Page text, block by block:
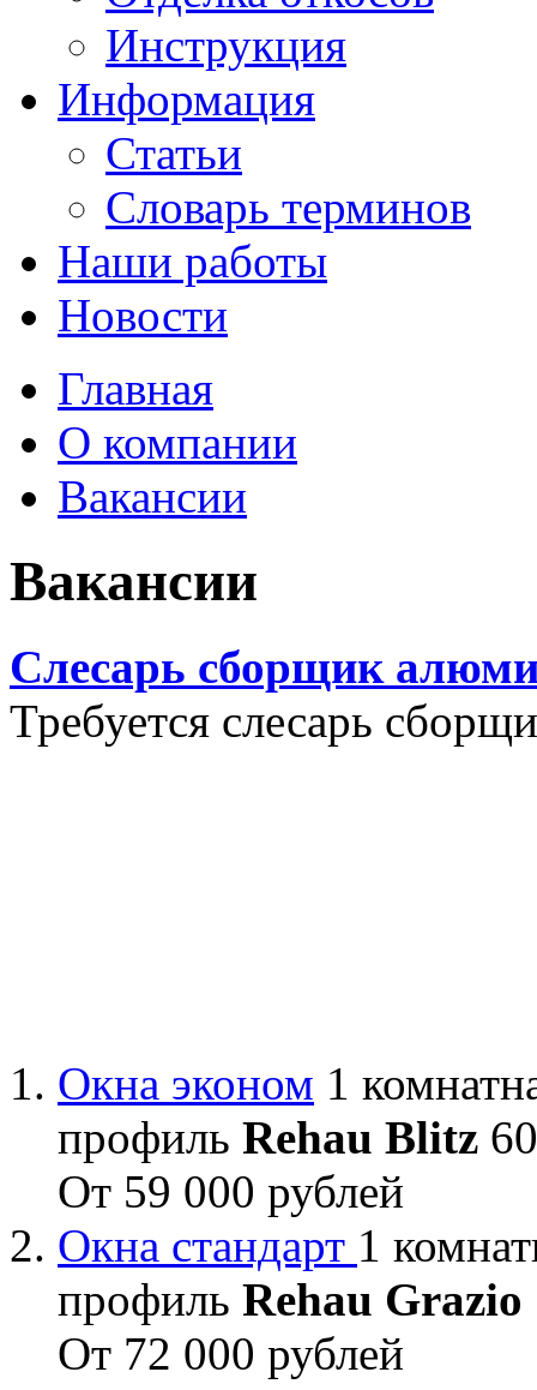
Инструкция
Информация
Статьи
Словарь терминов
Наши работы
Новости
Главная
О компании
Вакансии
Вакансии
Слесарь сборщик
Требуется слесарь
Окна эконом 1
профиль Rehau Blitz
От 59 000 рублей
Окна стандарт 1
профиль Rehau Grazio
От 72 000 рублей